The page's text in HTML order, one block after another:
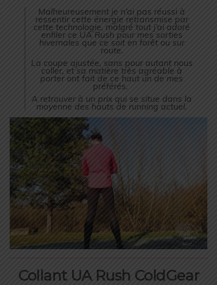
Malheureusement je n’ai pas réussi à
ressentir cette énergie retransmise par
cette technologie, malgré tout j’ai adoré
enfiler ce UA Rush pour mes sorties
hivernales que ce soit en forêt ou sur
route.
La coupe ajustée, sans pour autant nous
coller, et sa matière très agréable à
porter ont fait de ce haut un de mes
préférés.
A retrouver à un prix qui se situe dans la
moyenne des hauts de running actuel.
Collant UA Rush ColdGear